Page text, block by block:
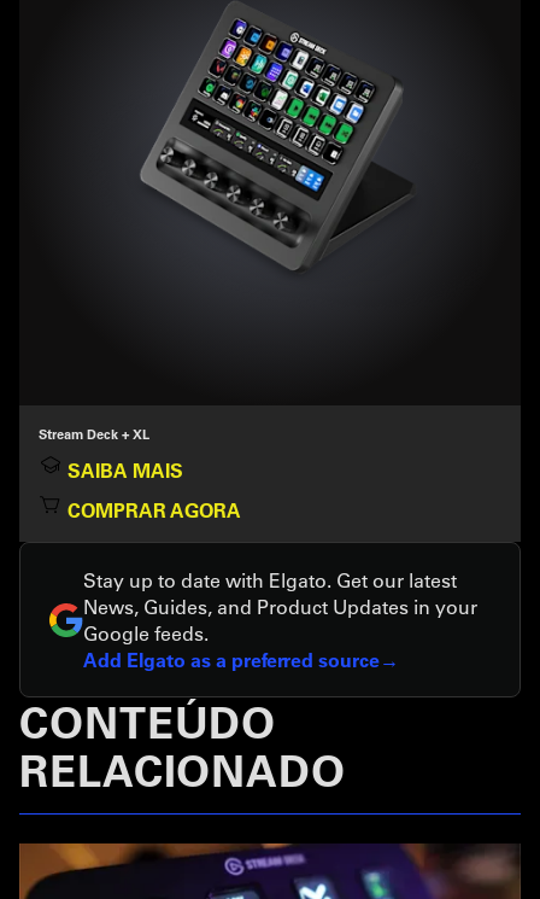
Stream Deck + XL
SAIBA MAIS
COMPRAR AGORA
Stay up to date with Elgato. Get our latest
News, Guides, and Product Updates in your
Google feeds.
Add Elgato as a preferred source
CONTEÚDO
RELACIONADO